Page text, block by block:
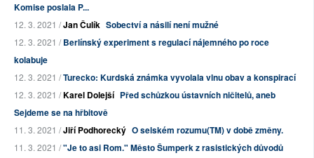
Komise poslala P...
12. 3. 2021 /Jan Čulík Sobectví a násilí není mužné
12. 3. 2021 /Berlínský experiment s regulací nájemného po roce
kolabuje
12. 3. 2021 /Turecko: Kurdská známka vyvolala vlnu obav a konspirací
12. 3. 2021 /Karel Dolejší Před schůzkou ústavních ničitelů, aneb
Sejdeme se na hřbitově
11. 3. 2021 /Jiří Podhorecký O selském rozumu(TM) v době změny.
11. 3. 2021 /"Je to asi Rom." Město Šumperk z rasistických důvodů